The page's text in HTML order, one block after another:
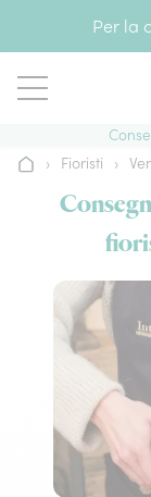
Per la
Home› Fioristi ›